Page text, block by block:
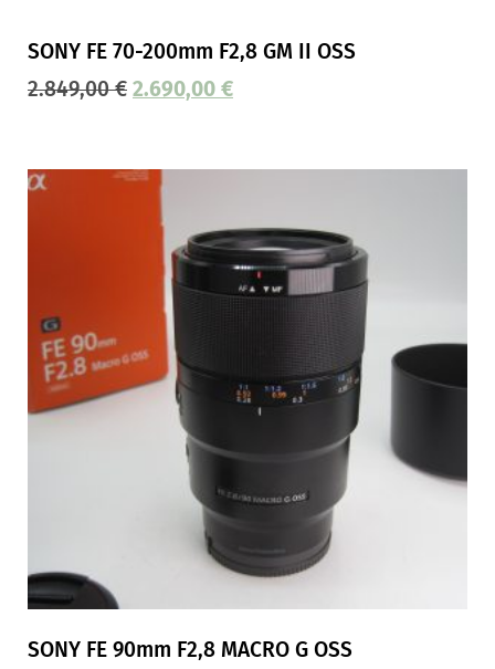
SONY FE 70-200mm F2,8 GM II OSS
2.849,00€ 2.690,00 €
SONY FE 90mm F2,8 MACRO G OSS